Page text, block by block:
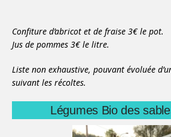
Confiture d’abricot et de fraise 3€ le pot.
Jus de pommes 3€ le litre.
Liste non exhaustive, pouvant évoluée
suivant les récoltes.
Légumes Bio des